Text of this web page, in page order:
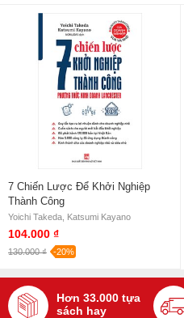
7 Chiến Lược Để Khởi Nghiệp
Thành Công
Yoichi Takeda, Katsumi Kayano
104.000 ₫
130.000 ₫ -20%
Hơn 33.000 tựa
sách hay